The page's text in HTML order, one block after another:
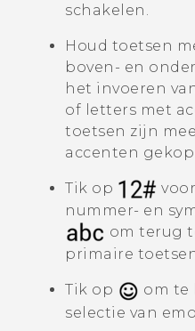
schakelen.
Houd toetsen
boven- en
het invoeren
of letters met
toetsen zijn
accenten
Tik op
nummer- en
om terug
primaire
Tik op
om te
selectie van